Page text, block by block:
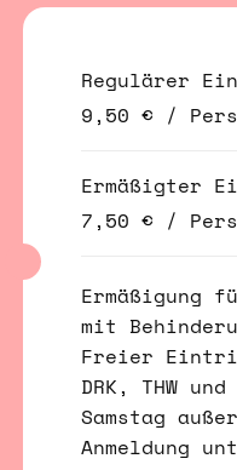
Regulärer
9,50 € /
Ermäßigter
7,50 € /
Ermäßigung
mit
Freier
DRK, THW
Samstag
Anmeldung